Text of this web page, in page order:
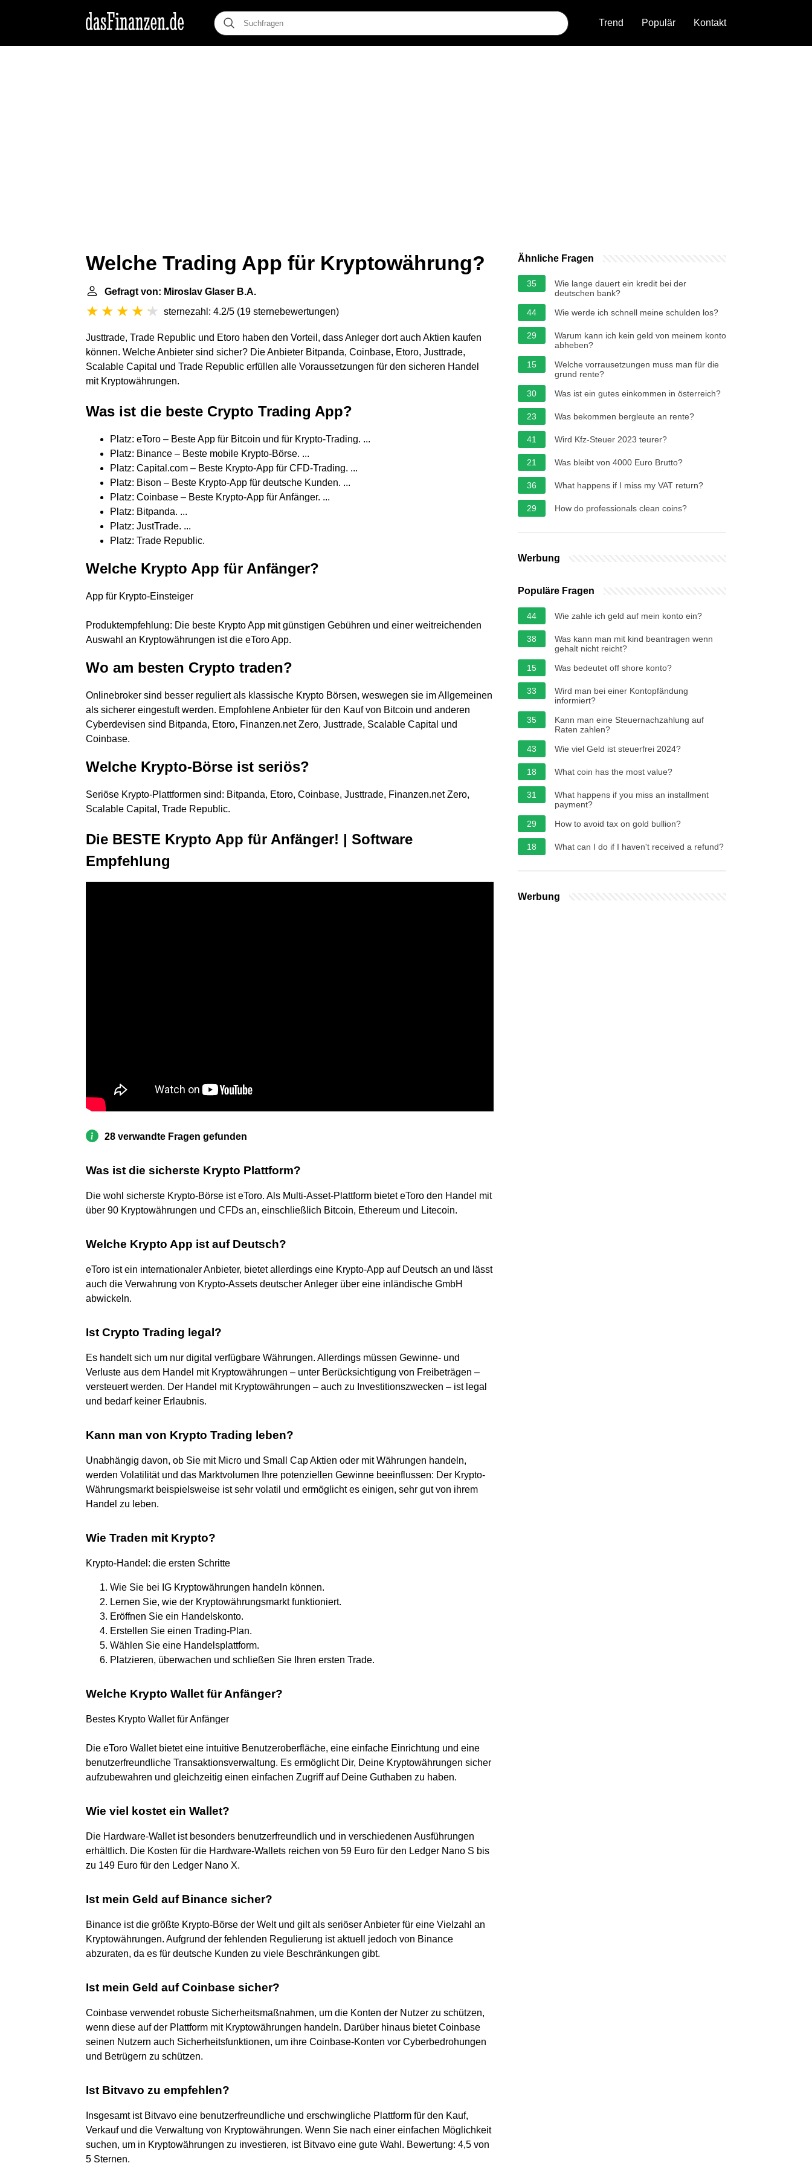
Trend Populär Kontakt
Welche Trading App für Kryptowährung?
Gefragt von: Miroslav Glaser B.A.
sternezahl: 4.2/5 (19 sternebewertungen)
Justtrade, Trade Republic und Etoro haben den Vorteil, dass Anleger dort auch Aktien kaufen
können. Welche Anbieter sind sicher? Die Anbieter Bitpanda, Coinbase, Etoro, Justtrade,
Scalable Capital und Trade Republic erfüllen alle Voraussetzungen für den sicheren Handel
mit Kryptowährungen.
Was ist die beste Crypto Trading App?
Platz: eToro – Beste App für Bitcoin und für Krypto-Trading. ...
Platz: Binance – Beste mobile Krypto-Börse. ...
Platz: Capital.com – Beste Krypto-App für CFD-Trading. ...
Platz: Bison – Beste Krypto-App für deutsche Kunden. ...
Platz: Coinbase – Beste Krypto-App für Anfänger. ...
Platz: Bitpanda. ...
Platz: JustTrade. ...
Platz: Trade Republic.
Welche Krypto App für Anfänger?
App für Krypto-Einsteiger
Produktempfehlung: Die beste Krypto App mit günstigen Gebühren und einer weitreichenden
Auswahl an Kryptowährungen ist die eToro App.
Wo am besten Crypto traden?
Onlinebroker sind besser reguliert als klassische Krypto Börsen, weswegen sie im Allgemeinen
als sicherer eingestuft werden. Empfohlene Anbieter für den Kauf von Bitcoin und anderen
Cyberdevisen sind Bitpanda, Etoro, Finanzen.net Zero, Justtrade, Scalable Capital und
Coinbase.
Welche Krypto-Börse ist seriös?
Seriöse Krypto-Plattformen sind: Bitpanda, Etoro, Coinbase, Justtrade, Finanzen.net Zero,
Scalable Capital, Trade Republic.
Die BESTE Krypto App für Anfänger! | Software
Empfehlung
28 verwandte Fragen gefunden
Was ist die sicherste Krypto Plattform?
Die wohl sicherste Krypto-Börse ist eToro. Als Multi-Asset-Plattform bietet eToro den Handel mit
über 90 Kryptowährungen und CFDs an, einschließlich Bitcoin, Ethereum und Litecoin.
Welche Krypto App ist auf Deutsch?
eToro ist ein internationaler Anbieter, bietet allerdings eine Krypto-App auf Deutsch an und lässt
auch die Verwahrung von Krypto-Assets deutscher Anleger über eine inländische GmbH
abwickeln.
Ist Crypto Trading legal?
Es handelt sich um nur digital verfügbare Währungen. Allerdings müssen Gewinne- und
Verluste aus dem Handel mit Kryptowährungen – unter Berücksichtigung von Freibeträgen –
versteuert werden. Der Handel mit Kryptowährungen – auch zu Investitionszwecken – ist legal
und bedarf keiner Erlaubnis.
Kann man von Krypto Trading leben?
Unabhängig davon, ob Sie mit Micro und Small Cap Aktien oder mit Währungen handeln,
werden Volatilität und das Marktvolumen Ihre potenziellen Gewinne beeinflussen: Der Krypto-
Währungsmarkt beispielsweise ist sehr volatil und ermöglicht es einigen, sehr gut von ihrem
Handel zu leben.
Wie Traden mit Krypto?
Krypto-Handel: die ersten Schritte
Wie Sie bei IG Kryptowährungen handeln können.
Lernen Sie, wie der Kryptowährungsmarkt funktioniert.
Eröffnen Sie ein Handelskonto.
Erstellen Sie einen Trading-Plan.
Wählen Sie eine Handelsplattform.
Platzieren, überwachen und schließen Sie Ihren ersten Trade.
Welche Krypto Wallet für Anfänger?
Bestes Krypto Wallet für Anfänger
Die eToro Wallet bietet eine intuitive Benutzeroberfläche, eine einfache Einrichtung und eine
benutzerfreundliche Transaktionsverwaltung. Es ermöglicht Dir, Deine Kryptowährungen sicher
aufzubewahren und gleichzeitig einen einfachen Zugriff auf Deine Guthaben zu haben.
Wie viel kostet ein Wallet?
Die Hardware-Wallet ist besonders benutzerfreundlich und in verschiedenen Ausführungen
erhältlich. Die Kosten für die Hardware-Wallets reichen von 59 Euro für den Ledger Nano S bis
zu 149 Euro für den Ledger Nano X.
Ist mein Geld auf Binance sicher?
Binance ist die größte Krypto-Börse der Welt und gilt als seriöser Anbieter für eine Vielzahl an
Kryptowährungen. Aufgrund der fehlenden Regulierung ist aktuell jedoch von Binance
abzuraten, da es für deutsche Kunden zu viele Beschränkungen gibt.
Ist mein Geld auf Coinbase sicher?
Coinbase verwendet robuste Sicherheitsmaßnahmen, um die Konten der Nutzer zu schützen,
wenn diese auf der Plattform mit Kryptowährungen handeln. Darüber hinaus bietet Coinbase
seinen Nutzern auch Sicherheitsfunktionen, um ihre Coinbase-Konten vor Cyberbedrohungen
und Betrügern zu schützen.
Ist Bitvavo zu empfehlen?
Insgesamt ist Bitvavo eine benutzerfreundliche und erschwingliche Plattform für den Kauf,
Verkauf und die Verwaltung von Kryptowährungen. Wenn Sie nach einer einfachen Möglichkeit
suchen, um in Kryptowährungen zu investieren, ist Bitvavo eine gute Wahl. Bewertung: 4,5 von
5 Sternen.
Ähnliche Fragen
35
Wie lange dauert ein kredit bei der
deutschen bank?
44
Wie werde ich schnell meine schulden los?
29
Warum kann ich kein geld von meinem konto
abheben?
15
Welche vorrausetzungen muss man für die
grund rente?
30
Was ist ein gutes einkommen in österreich?
23 Was bekommen bergleute an rente?
41 Wird Kfz-Steuer 2023 teurer?
21 Was bleibt von 4000 Euro Brutto?
36 What happens if I miss my VAT return?
29 How do professionals clean coins?
Werbung
Populäre Fragen
44 Wie zahle ich geld auf mein konto ein?
38
Was kann man mit kind beantragen wenn
gehalt nicht reicht?
15
Was bedeutet off shore konto?
33
Wird man bei einer Kontopfändung
informiert?
35
Kann man eine Steuernachzahlung auf
Raten zahlen?
43
Wie viel Geld ist steuerfrei 2024?
18 What coin has the most value?
31
What happens if you miss an installment
payment?
29
How to avoid tax on gold bullion?
18 What can I do if I haven't received a refund?
Werbung